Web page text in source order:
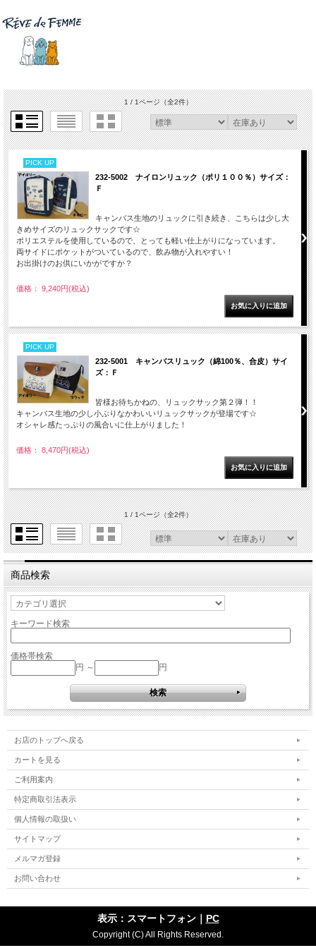
1 / 1ページ（全2件）
PICK UP
232-5002 ナイロンリュック（ポリ１００％）サイズ：
Ｆ
キャンバス生地のリュックに引き続き、こちらは少し大
きめサイズのリュックサックです☆
ポリエステルを使用しているので、とっても軽い仕上がりになっています。
両サイドにポケットがついているので、飲み物が入れやすい！
お出掛けのお供にいかがですか？
価格： 9,240円(税込)
PICK UP
232-5001 キャンバスリュック（綿100％、合皮）サイ
ズ：Ｆ
皆様お待ちかねの、リュックサック第２弾！！
キャンバス生地の少し小ぶりなかわいいリュックサックが登場です☆
オシャレ感たっぷりの風合いに仕上がりました！
価格： 8,470円(税込)
1 / 1ページ（全2件）
商品検索
キーワード検索
価格帯検索
円 ～
円
お店のトップへ戻る
カートを見る
ご利用案内
特定商取引法表示
個人情報の取扱い
サイトマップ
メルマガ登録
お問い合わせ
表示：スマートフォン｜ PC
Copyright (C) All Rights Reserved.